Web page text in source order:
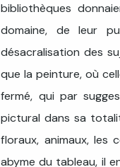
bibliothèques
domaine, de leur
désacralisation des
que la peinture, où
fermé, qui par
pictural dans sa
floraux, animaux, les
abyme du tableau, il